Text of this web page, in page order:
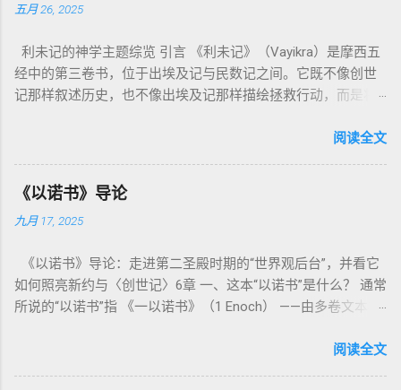
五月 26, 2025
利未记的神学主题综览 引言 《利未记》（Vayikra）是摩西五
经中的第三卷书，位于出埃及记与民数记之间。它既不像创世
记那样叙述历史，也不像出埃及记那样描绘拯救行动，而是将
内容看似仪式化，《利未记》却揭示了 神的临在如何规范人类
为我耶和华你们的神是圣洁的。”（利未记19:2） 这节经文构成
整卷书的中心神学。希伯来文“קָדוֹשׁ”（kadosh）不仅意味着道
德上的圣洁，更意味着“分别出来”、“归属于神”。 《利未记》教
中活出“圣洁”。圣洁不仅是内心态度，更是生活方式。 二、献
祭制度：与神相交的通道 前七章详细描述五种祭： 燔祭
（olah）：全然献上，象征奉献与赎罪； 素祭 （minchah）：
团契的象征； 赎罪祭 （chatat）：针对无意之罪的遮盖； 赎愆
祭 （asham）：针对特定罪行的赔偿与赎回。 这些制度不是单
阅读全文
《以诺书》导论
九月 17, 2025
《以诺书》导论：走进第二圣殿时期的“世界观后台”，并看它
如何照亮新约与〈创世记〉6章 一、这本“以诺书”是什么？ 通常
所说的“以诺书”指 《一以诺书》（1 Enoch） ——由多卷文本构
世纪），虽不在犹太/基督教主流正典之内（ 埃塞俄比亚正教
阅读全文